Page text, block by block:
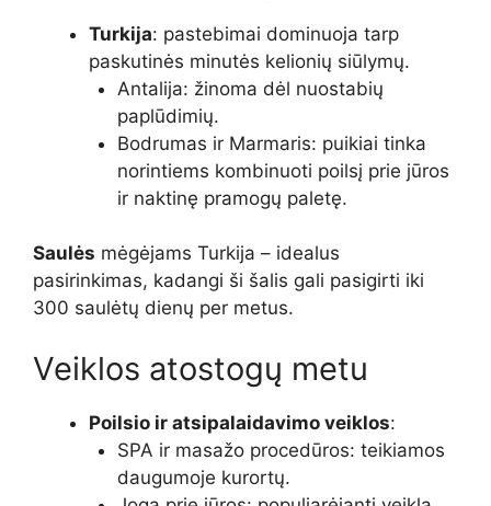
Turkija: pastebimai dominuoja tarp
paskutinės minutės kelionių siūlymų.
Antalija: žinoma dėl nuostabių
paplūdimių.
Bodrumas ir Marmaris: puikiai tinka
norintiems kombinuoti poilsį prie jūros
ir naktinę pramogų paletę.
Saulės mėgėjams Turkija – idealus
pasirinkimas, kadangi ši šalis gali pasigirti iki
300 saulėtų dienų per metus.
Veiklos atostogų metu
Poilsio ir atsipalaidavimo veiklos:
SPA ir masažo procedūros: teikiamos
daugumoje kurortų.